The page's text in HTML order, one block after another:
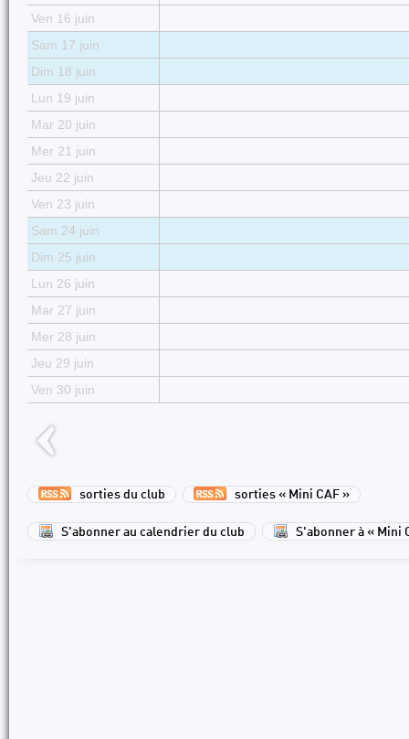
Ven 16 juin
Sam 17 juin
Dim 18 juin
Lun 19 juin
Mar 20 juin
Mer 21 juin
Jeu 22 juin
Ven 23 juin
Sam 24 juin
Dim 25 juin
Lun 26 juin
Mar 27 juin
Mer 28 juin
Jeu 29 juin
Ven 30 juin
sorties du club sorties « Mini CAF »
S'abonner au calendrier du club S'abonner à « Mini